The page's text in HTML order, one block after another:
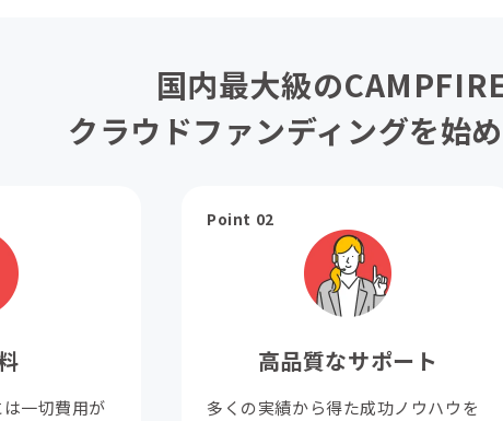
国内最大級の
クラウドファンディングを始
一切費用が
Point 02
高品質なサポート
多くの実績から得た成功ノウハウを